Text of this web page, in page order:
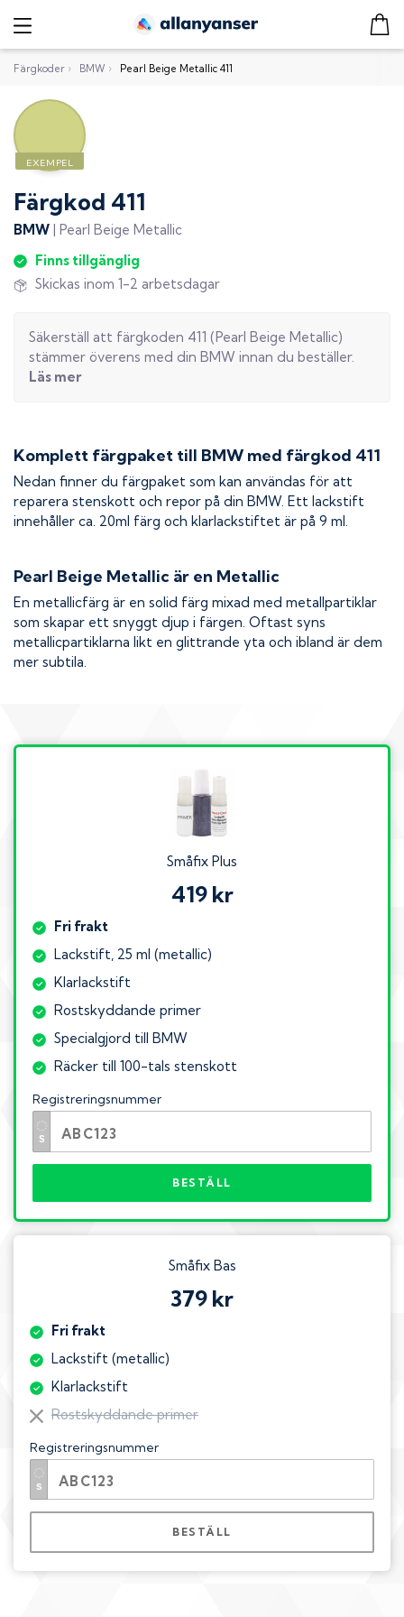
Färgkoder › BMW › Pearl Beige Metallic 411
Färgkod 411
BMW | Pearl Beige Metallic
Finns tillgänglig
Skickas inom 1-2 arbetsdagar
Säkerställ att färgkoden 411 (Pearl Beige Metallic)
stämmer överens med din BMW innan du beställer.
Läs mer
Komplett färgpaket till BMW med färgkod 411
Nedan finner du färgpaket som kan användas för att
reparera stenskott och repor på din BMW. Ett lackstift
innehåller ca. 20ml färg och klarlackstiftet är på 9 ml.
Pearl Beige Metallic är en Metallic
En metallicfärg är en solid färg mixad med metallpartiklar
som skapar ett snyggt djup i färgen. Oftast syns
metallicpartiklarna likt en glittrande yta och ibland är dem
mer subtila.
Småfix Plus
419 kr
Fri frakt
Lackstift, 25 ml (metallic)
Klarlackstift
Rostskyddande primer
Specialgjord till BMW
Räcker till 100-tals stenskott
Registreringsnummer
BESTÄLL
Småfix Bas
379 kr
Fri frakt
Lackstift (metallic)
Klarlackstift
Rostskyddande primer
Registreringsnummer
BESTÄLL